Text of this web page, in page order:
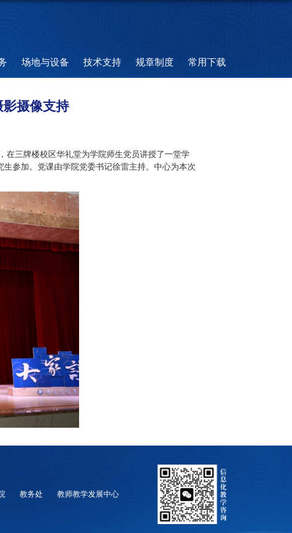
场地与设备 技术支持 规章制度 常用下载
摄像支持
在三牌楼校区华礼堂为学院师生党员讲授了一堂学
参加。党课由学院党委书记徐雷主持。中心为本次
教务处 教师教学发展中心